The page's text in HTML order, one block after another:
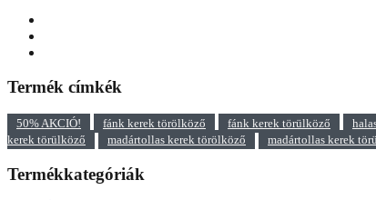
Termék címkék
50% AKCIÓ! fánk kerek törölköző fánk kerek törülköző
kerek törülköző
madártollas kerek törölköző madártollas kerek
Termékkategóriák